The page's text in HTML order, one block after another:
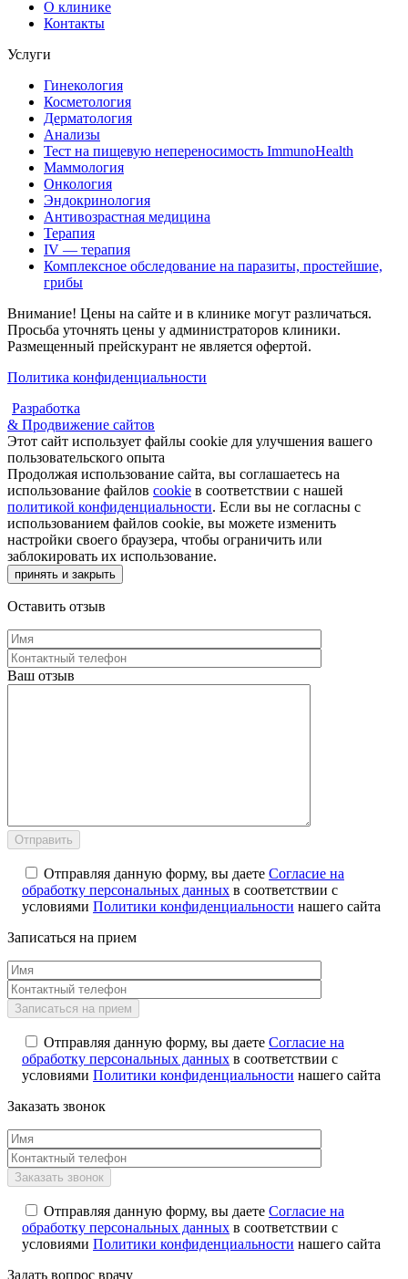
О клинике
Контакты
Услуги
Гинекология
Косметология
Дерматология
Анализы
Тест на пищевую непереносимость ImmunoHealth
Маммология
Онкология
Эндокринология
Антивозрастная медицина
Терапия
IV — терапия
Комплексное обследование на паразиты, простейшие,
грибы
Внимание! Цены на сайте и в клинике могут различаться.
Просьба уточнять цены у администраторов клиники.
Размещенный прейскурант не является офертой.
Политика конфиденциальности
Разработка
& Продвижение сайтов
Этот сайт использует файлы cookie для улучшения вашего
пользовательского опыта
Продолжая использование сайта, вы соглашаетесь на
использование файлов cookie в соответствии с нашей
политикой конфиденциальности. Если вы не согласны с
использованием файлов cookie, вы можете изменить
настройки своего браузера, чтобы ограничить или
заблокировать их использование.
принять и закрыть
Оставить отзыв
Ваш отзыв
Отправляя данную форму, вы даете Согласие на
обработку персональных данных в соответствии с
условиями Политики конфиденциальности нашего сайта
Записаться на прием
Отправляя данную форму, вы даете Согласие на
обработку персональных данных в соответствии с
условиями Политики конфиденциальности нашего сайта
Заказать звонок
Отправляя данную форму, вы даете Согласие на
обработку персональных данных в соответствии с
условиями Политики конфиденциальности нашего сайта
Задать вопрос врачу